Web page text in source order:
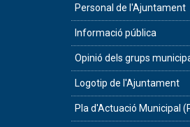
Personal de l'Ajuntament
Informació pública
Opinió dels grups
Logotip de l'Ajuntament
Pla d'Actuació Municipal